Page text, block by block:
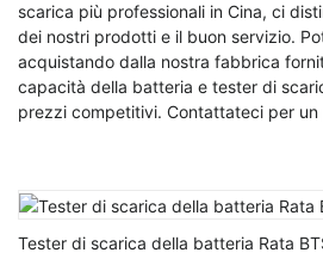
scarica più professionali in Cina, ci
dei nostri prodotti e il buon servizio.
acquistando dalla nostra fabbrica
capacità della batteria e tester di
prezzi competitivi. Contattateci per un
Tester di scarica della batteria Rata